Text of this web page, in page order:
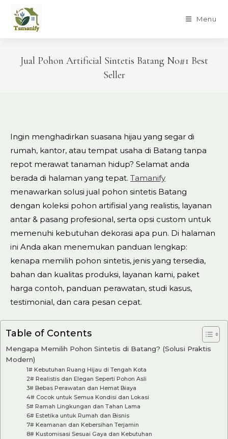
content
Menu
Jual Pohon Artificial Sintetis Batang No#1 Best
Seller
Ingin menghadirkan suasana hijau yang segar di
rumah, kantor, atau tempat usaha di Batang tanpa
repot merawat tanaman hidup? Selamat anda
berada di halaman yang tepat. Tamanify
menawarkan solusi jual pohon sintetis Batang
dengan koleksi pohon artifisial yang realistis, layanan
antar & pasang profesional, serta opsi custom untuk
memenuhi kebutuhan dekorasi apa pun. Di halaman
ini Anda akan menemukan panduan lengkap:
kenapa memilih pohon sintetis, jenis yang tersedia,
bahan dan kualitas produksi, layanan kami, paket
harga contoh, panduan perawatan, studi kasus,
testimonial, dan cara pesan cepat.
Table of Contents
Mengapa Memilih Pohon Sintetis di Batang? (Solusi Praktis
Modern)
1# Kebutuhan Ruang Hijau di Tengah Kota
2# Realistis dan Elegan Seperti Pohon Asli
3# Bebas Perawatan dan Hemat Biaya
4# Cocok untuk Semua Kondisi dan Lokasi
5# Ramah Lingkungan dan Tahan Lama
6# Estetika untuk Rumah dan Bisnis
7# Keamanan dan Kebersihan Terjamin
8# Kustomisasi Sesuai Gaya dan Kebutuhan